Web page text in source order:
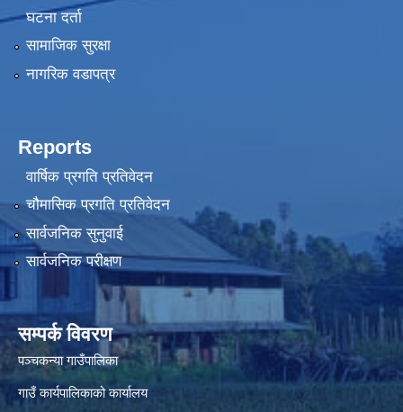
घटना दर्ता
सामाजिक सुरक्षा
नागरिक वडापत्र
Reports
वार्षिक प्रगति प्रतिवेदन
चौमासिक प्रगति प्रतिवेदन
सार्वजनिक सुनुवाई
सार्वजनिक परीक्षण
सम्पर्क विवरण
पञ्‍चकन्या गाउँपालिका
गाउँ कार्यपालिकाको कार्यालय